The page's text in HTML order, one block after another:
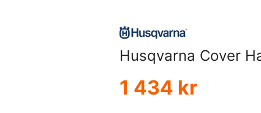
Husqvarna Cover
1 434 kr